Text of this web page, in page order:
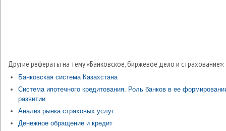
Другие рефераты на тему «Банковское, биржевое дело и страхование»:
Банковская система Казахстана
Система ипотечного кредитования. Роль банков в ее
развитии
Анализ рынка страховых услуг
Денежное обращение и кредит